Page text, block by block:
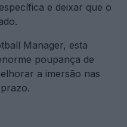
e deixar que o
Manager, esta
poupança de
a imersão nas